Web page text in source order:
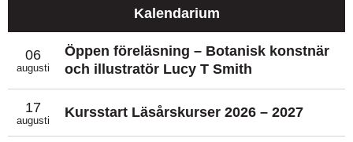
Kalendarium
06
augusti
Öppen föreläsning – Botanisk konstnär
och illustratör Lucy T Smith
17
augusti
Kursstart Läsårskurser 2026 – 2027